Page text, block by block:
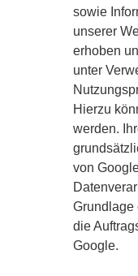
sowie
unserer
erhoben
unter
Hierzu
werden.
von
Grundlage
die
Google.